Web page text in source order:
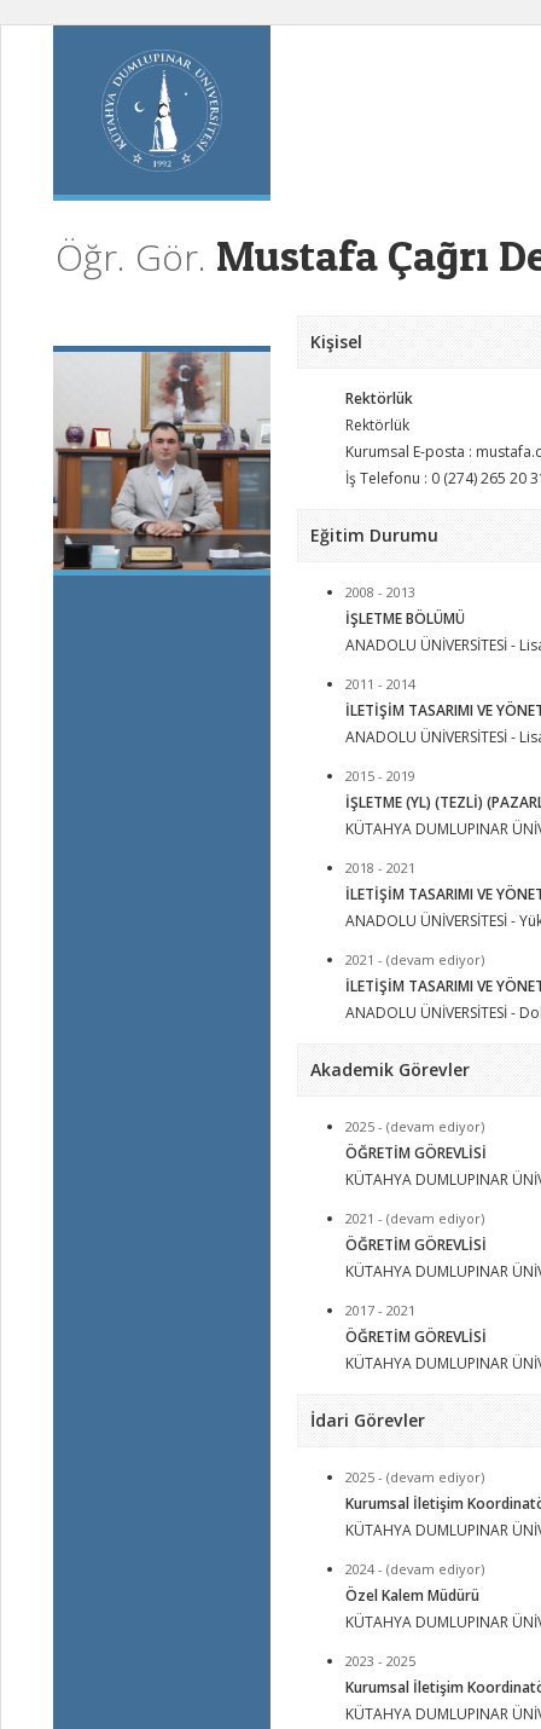
Öğr. Gör. Mustafa Çağrı
Kişisel
Rektörlük
Rektörlük
Kurumsal E-posta :
İş Telefonu : 0 (274) 265 20
Eğitim Durumu
2008 - 2013
İŞLETME BÖLÜMÜ
ANADOLU ÜNİVERSİTESİ -
2011 - 2014
İLETİŞİM TASARIMI VE
ANADOLU ÜNİVERSİTESİ -
2015 - 2019
İŞLETME (YL) (TEZLİ)
KÜTAHYA DUMLUPINAR
2018 - 2021
İLETİŞİM TASARIMI VE
ANADOLU ÜNİVERSİTESİ -
2021 - (devam ediyor)
İLETİŞİM TASARIMI VE
ANADOLU ÜNİVERSİTESİ -
Akademik Görevler
2025 - (devam ediyor)
ÖĞRETİM GÖREVLİSİ
KÜTAHYA DUMLUPINAR
2021 - (devam ediyor)
ÖĞRETİM GÖREVLİSİ
KÜTAHYA DUMLUPINAR
2017 - 2021
ÖĞRETİM GÖREVLİSİ
KÜTAHYA DUMLUPINAR
İdari Görevler
2025 - (devam ediyor)
Kurumsal İletişim
KÜTAHYA DUMLUPINAR
2024 - (devam ediyor)
Özel Kalem Müdürü
KÜTAHYA DUMLUPINAR
2023 - 2025
Kurumsal İletişim
KÜTAHYA DUMLUPINAR